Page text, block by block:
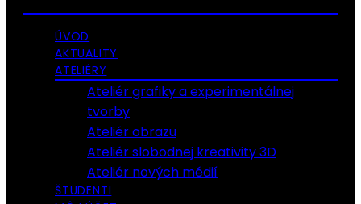
ÚVOD
AKTUALITY
ATELIÉRY
Ateliér grafiky a experimentálnej
tvorby
Ateliér obrazu
Ateliér slobodnej kreativity 3D
Ateliér nových médií
ŠTUDENTI